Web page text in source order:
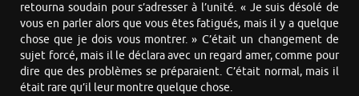
retourna soudain pour s’adresser à l’unité. « Je suis désolé de
vous en parler alors que vous êtes fatigués, mais il y a quelque
chose que je dois vous montrer. » C’était un changement de
sujet forcé, mais il le déclara avec un regard amer, comme pour
dire que des problèmes se préparaient. C’était normal, mais il
était rare qu’il leur montre quelque chose.